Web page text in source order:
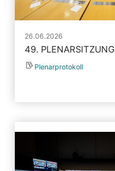
26.06.2026
49. PLENARSITZUNG
Plenarprotokoll